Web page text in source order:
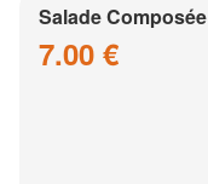
Salade Composée
7.00 €